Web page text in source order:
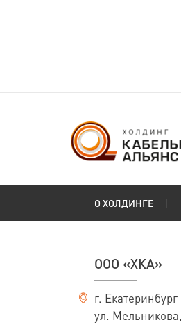
О ХОЛДИНГЕ
ООО «ХКА»
г. Екатеринбург
ул. Мельникова,